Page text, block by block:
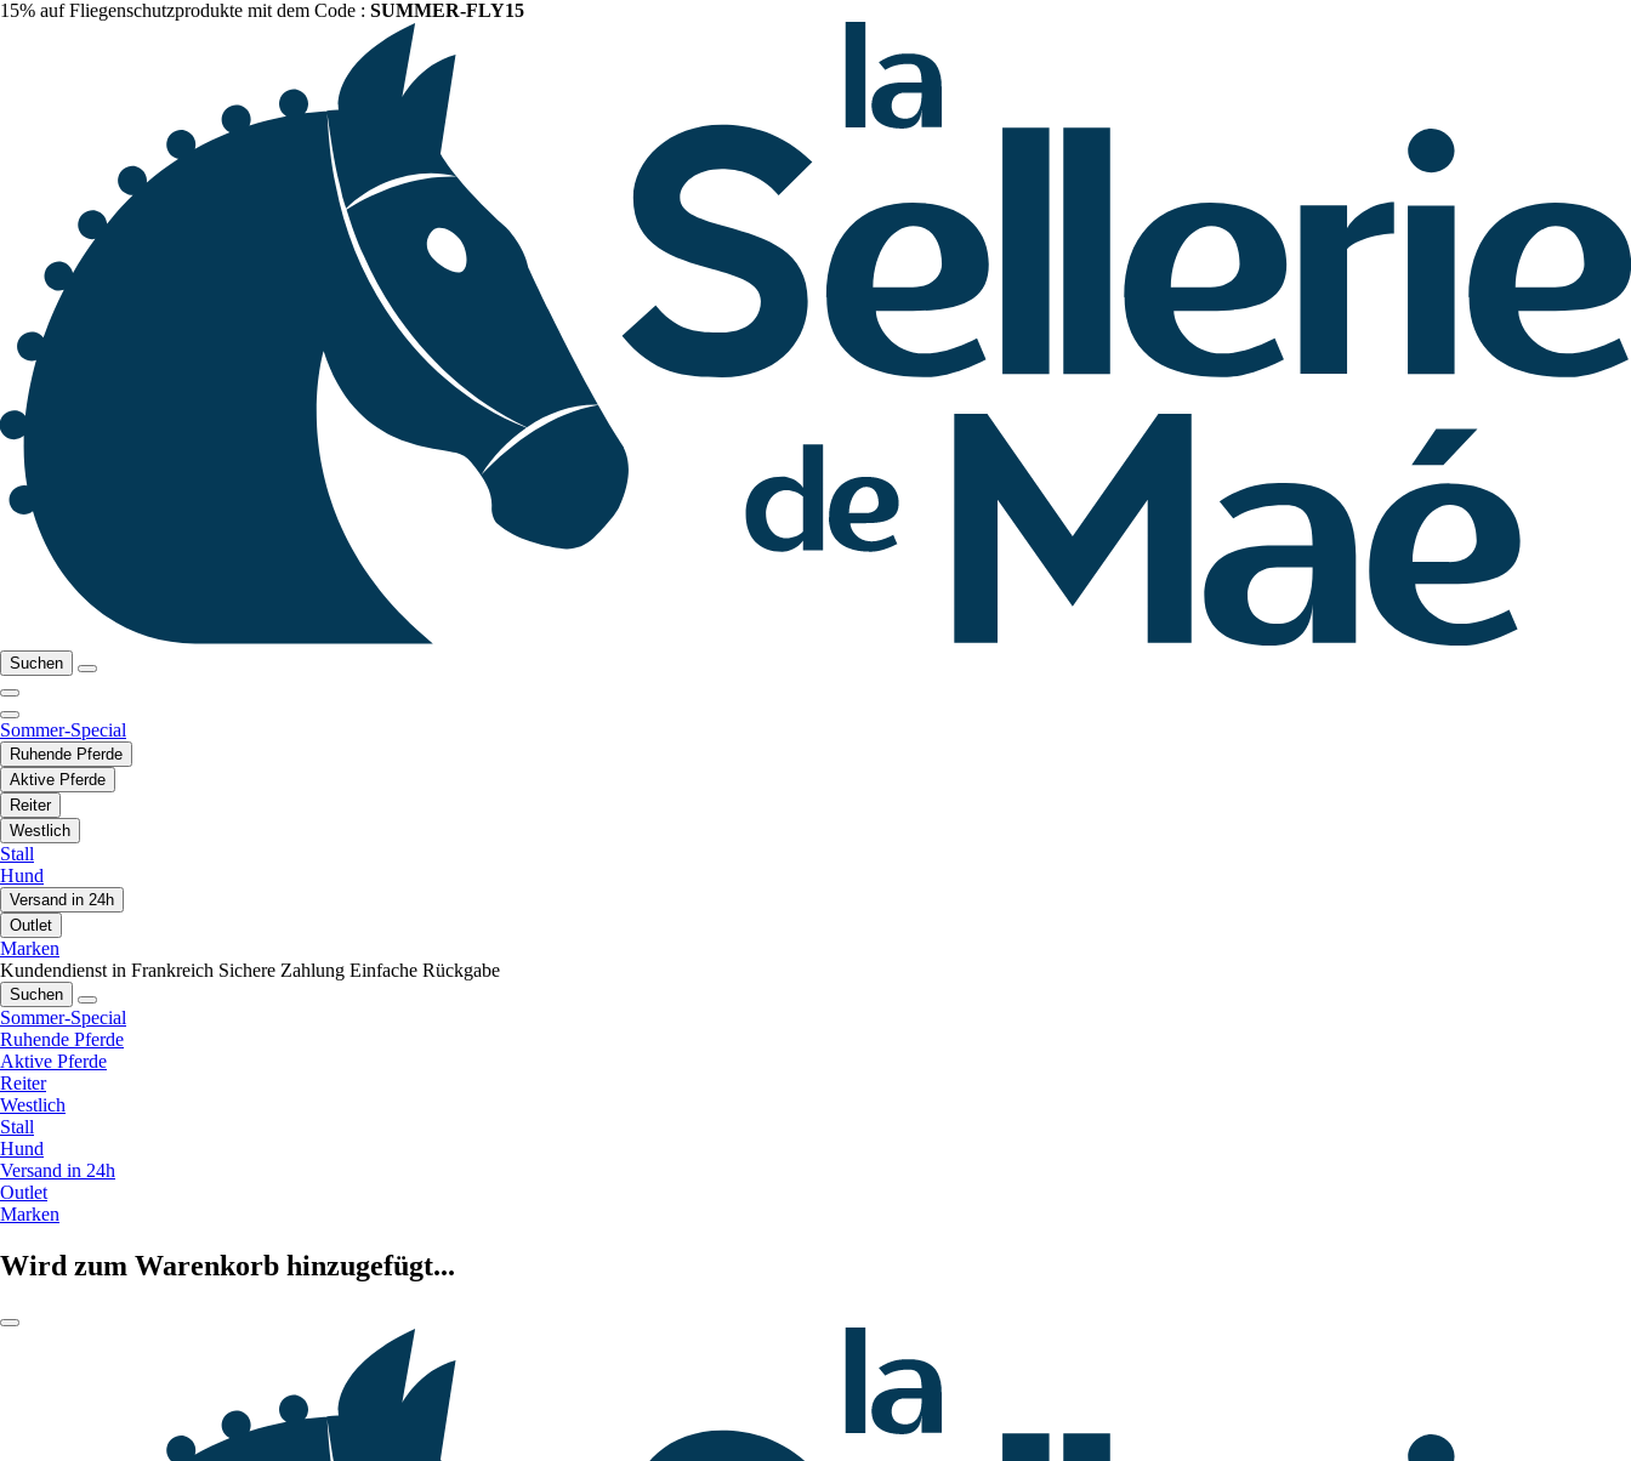
15% auf Fliegenschutzprodukte mit dem Code : SUMMER-FLY15
Suchen
Sommer-Special
Ruhende Pferde
Aktive Pferde
Reiter
Westlich
Stall
Hund
Versand in 24h
Outlet
Marken
Kundendienst in Frankreich Sichere Zahlung Einfache Rückgabe
Suchen
Sommer-Special
Ruhende Pferde
Aktive Pferde
Reiter
Westlich
Stall
Hund
Versand in 24h
Outlet
Marken
Wird zum Warenkorb hinzugefügt...